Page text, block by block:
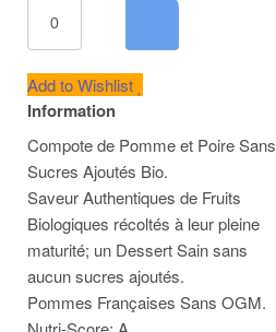
Add to Wishlist
Information
Compote de Pomme et Poire Sans
Sucres Ajoutés Bio.
Saveur Authentiques de Fruits
Biologiques récoltés à leur pleine
maturité; un Dessert Sain sans
aucun sucres ajoutés.
Pommes Françaises Sans OGM.